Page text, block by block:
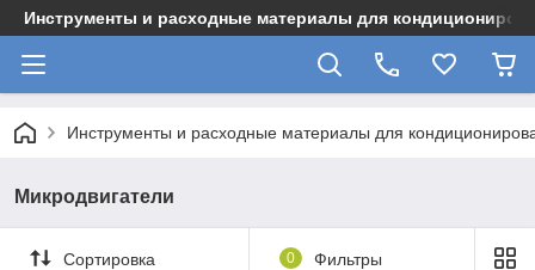
Инструменты и расходные материалы для
Инструменты и расходные материалы для
Микродвигатели
Сортировка 0 Фильтры